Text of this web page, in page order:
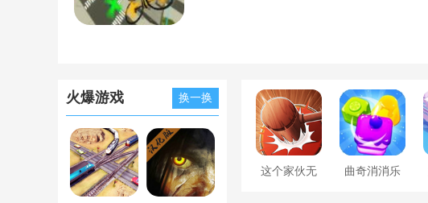
火爆游戏 换一换
这个家伙无 曲奇消消乐